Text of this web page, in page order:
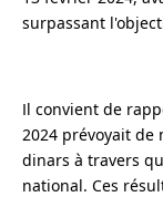
surpassant
Il convient de
2024 prévoyait
dinars à travers
national. Ces